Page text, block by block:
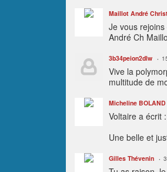
Maillot André
Je vous
André Ch
3b34peion2dlw
Vive la
multitude de
Micheline BOLAND
Voltaire a écrit
Une belle et
Gilles Thévenin